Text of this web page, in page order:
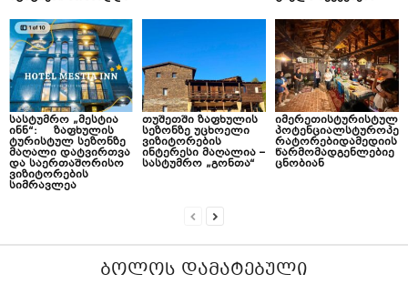
სასტუმრო „მესტია
ინნ“: ზაფხულის
ტურისტულ სეზონზე
მაღალი დატვირთვა
და საერთაშორისო
ვიზიტორების
სიმრავლეა
თუშეთში ზაფხულის
სეზონზე უცხოელი
ვიზიტორების
ინტერესი მაღალია –
სასტუმრო „გონთა“
იმერეთისტურისტულ
პოტენციალსტუროპე
რატორებიდამედიის
წარმომადგენლებიე
ცნობიან
ᲑᲝᲚᲝᲡ ᲓᲐᲛᲐᲢᲔᲑᲣᲚᲘ